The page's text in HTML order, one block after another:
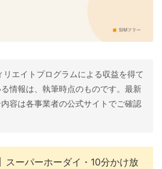
リエイトプログラムによる収益を得て
情報は、執筆時点のものです。最新
容は各事業者の公式サイトでご確認
スーパーホーダイ・10分かけ放